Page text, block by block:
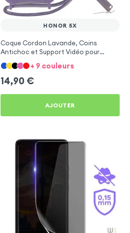
HONOR 5X
Coque Cordon Lavande, Coins
Antichoc et Support Vidéo pour
Honor 5X
+ 9 couleurs
14,90 €
AJOUTER